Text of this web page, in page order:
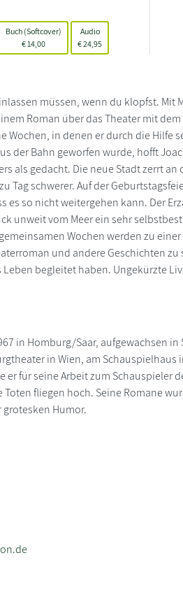
Buch (Softcover)
€ 14,00
Audio
€24,95
müssen, wenn du klopfst.
Roman über das Theater mit
Wochen, in denen er durch die Hilfe
der Bahn geworfen wurde, hofft
als gedacht. Die neue Stadt zerrt
Tag schwerer. Auf der
es so nicht weitergehen kann. Der
unweit vom Meer ein sehr
Wochen werden zu
und andere Geschichten
begleitet haben. Ungekürzte
in Homburg/Saar, aufgewachsen
in Wien, am
er für seine Arbeit zum Schauspieler
fliegen hoch. Seine Romane
Humor.